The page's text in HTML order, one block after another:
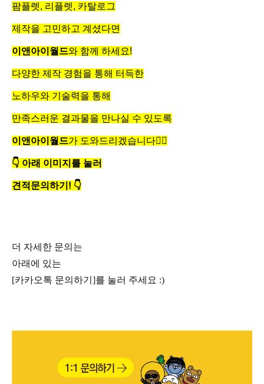
팜플렛, 리플렛, 카탈로그
제작을 고민하고 계셨다면
이앤아이월드와 함께 하세요!
다양한 제작 경험을 통해 터득한
노하우와 기술력을 통해
만족스러운 결과물을 만나실 수 있도록
이앤아이월드가 도와드리겠습니다👍🏻
👇 아래 이미지를 눌러
견적문의하기! 👇
더 자세한 문의는
아래에 있는
[카카오톡 문의하기]를 눌러 주세요 :)